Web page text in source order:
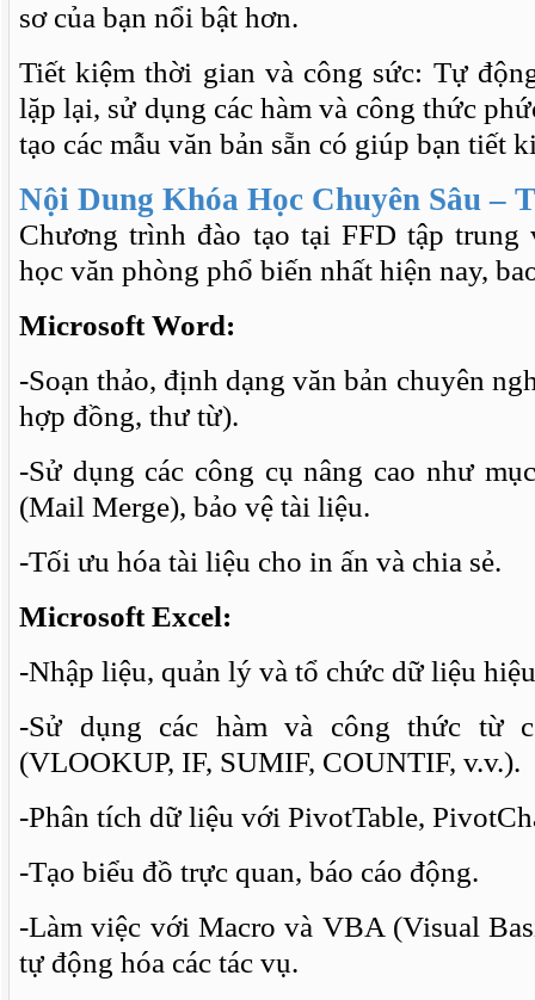
sơ của bạn nổi bật hơn.
Tiết kiệm thời gian và công sức: Tự
lặp lại, sử dụng các hàm và công thức
tạo các mẫu văn bản sẵn có giúp bạn tiết
Nội Dung Khóa Học Chuyên Sâu –
Chương trình đào tạo tại FFD tập trung
học văn phòng phổ biến nhất hiện nay,
Microsoft Word:
-Soạn thảo, định dạng văn bản chuyên
hợp đồng, thư từ).
-Sử dụng các công cụ nâng cao như
(Mail Merge), bảo vệ tài liệu.
-Tối ưu hóa tài liệu cho in ấn và chia sẻ.
Microsoft Excel:
-Nhập liệu, quản lý và tổ chức dữ liệu
-Sử dụng các hàm và công thức từ
(VLOOKUP, IF, SUMIF, COUNTIF, v.v.).
-Phân tích dữ liệu với PivotTable,
-Tạo biểu đồ trực quan, báo cáo động.
-Làm việc với Macro và VBA (Visual
tự động hóa các tác vụ.